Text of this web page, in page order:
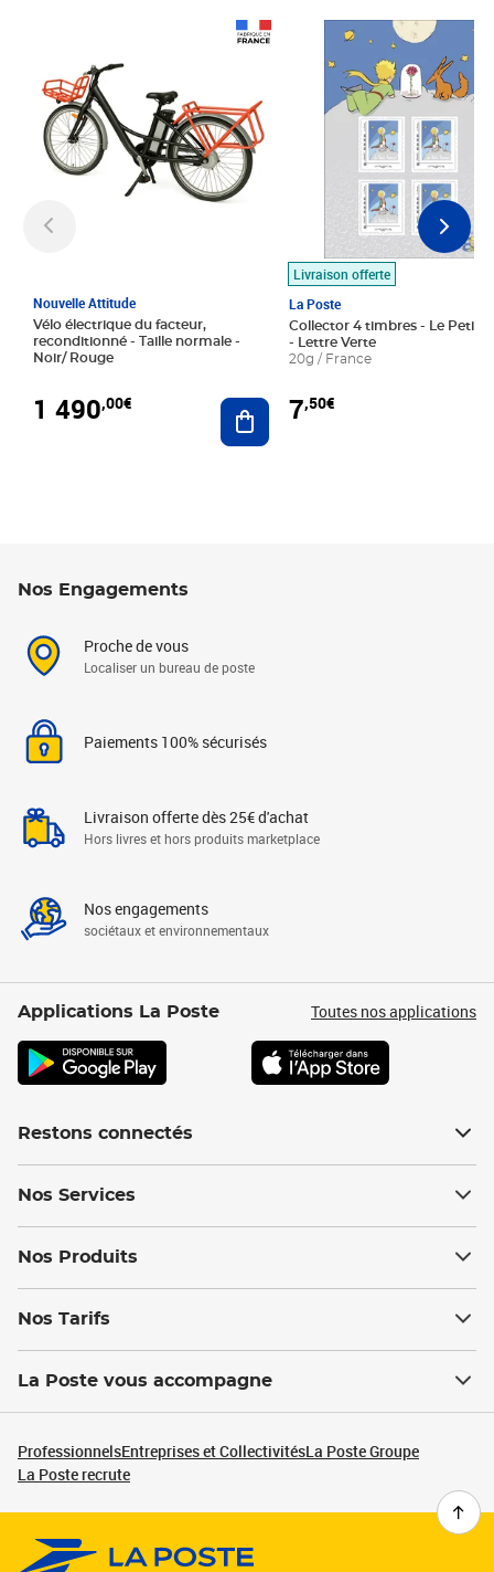
Nouvelle Attitude
Vélo électrique du facteur,
reconditionné - Taille normale -
Noir/ Rouge
1 490,00€ Ajouter au panier
Livraison offerte
La Poste
Collector 4 timbres - Le Petit
- Lettre Verte
20g / France
7,50€
Prix 7,50€
Nos Engagements
Proche de vous
Localiser un bureau de poste
Paiements 100% sécurisés
Livraison offerte dès 25€ d'achat
Hors livres et hors produits marketplace
Nos engagements
sociétaux et environnementaux
Applications La Poste Toutes nos applications
Restons connectés
Nos Services
Nos Produits
Nos Tarifs
La Poste vous accompagne
ProfessionnelsEntreprises et CollectivitésLa Poste Groupe
La Poste recrute